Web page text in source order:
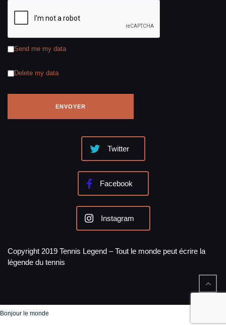
Send me my data
Delete my data
Twitter
Facebook
Instagram
Copyright 2019 Tennis Legend – Tout le monde peut écrire la
légende du tennis
Bonjour le monde